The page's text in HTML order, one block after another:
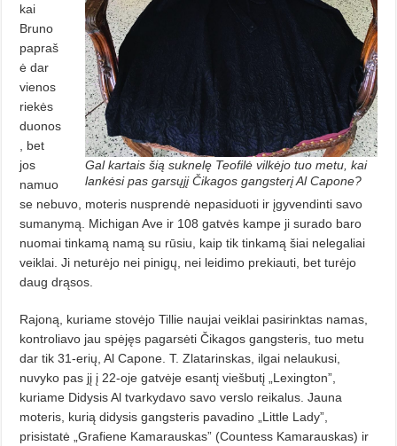
Gal kartais šią suknelę Teofilė vilkėjo tuo metu, kai
lankėsi pas garsųjį Čikagos gangsterį Al Capone?
kai
Bruno
papraš
ė dar
vienos
riekės
duonos
, bet
jos
namuo
se nebuvo, moteris nusprendė nepasiduoti ir įgyvendinti savo
sumanymą. Michigan Ave ir 108 gatvės kampe ji surado baro
nuomai tinkamą namą su rūsiu, kaip tik tinkamą šiai nelegaliai
veiklai. Ji neturėjo nei pinigų, nei leidimo prekiauti, bet turėjo
daug drąsos.
Rajoną, kuriame stovėjo Tillie naujai veiklai pasirinktas namas,
kontroliavo jau spėjęs pagarsėti Čikagos gangsteris, tuo metu
dar tik 31-erių, Al Capone. T. Zlatarinskas, ilgai nelaukusi,
nuvyko pas jį į 22-oje gatvėje esan­tį viešbutį „Lexington”,
kuriame Didysis Al tvarkydavo savo verslo reikalus. Jauna
moteris, kurią didysis gangsteris pavadino „Little Lady”,
prisistatė „Grafiene Kamarauskas” (Countess Kamarauskas) ir